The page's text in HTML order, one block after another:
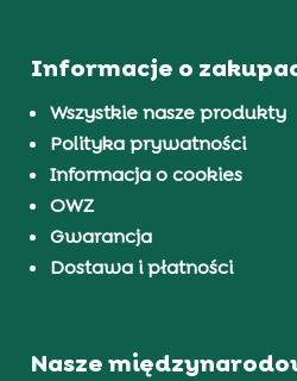
Informacje o
Wszystkie nasze produkty
Polityka prywatności
Informacja o cookies
OWZ
Gwarancja
Dostawa i płatności
Nasze